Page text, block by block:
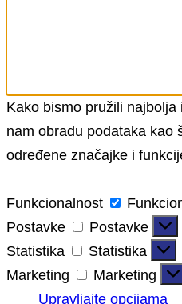
Kako bismo pružili
nam obradu podataka kao
određene značajke i
Funkcionalnost
Postavke
Postavke
Statistika
Statistika
Marketing
Marketing
Upravljajte opcijama